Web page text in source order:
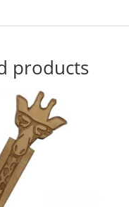
products